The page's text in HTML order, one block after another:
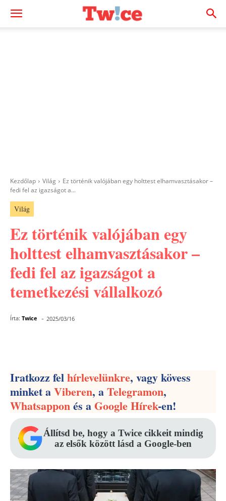
Kezdőlap Világ
Ez történik valójában egy holttest elhamvasztásakor –
fedi fel az igazságot a...
Világ
Ez történik valójában egy
holttest elhamvasztásakor –
fedi fel az igazságot a
temetkezési vállalkozó
Írta: Twice - 2025/03/16
Iratkozz felhírlevelünkre, vagy kövess
minket aViberen, aTelegramon,
Whatsapponés aGoogle Hírek-en!
Állítsd be, hogy a Twice cikkeit mindig
az elsők között lásd a Google-ben